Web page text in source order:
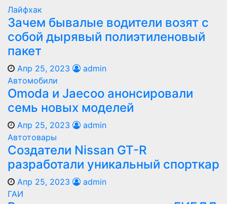
Лайфхак
Зачем бывалые водители возят с
собой дырявый полиэтиленовый
пакет
Апр 25, 2023
admin
Автомобили
Оmoda и Jaecoo анонсировали
семь новых моделей
Апр 25, 2023
admin
Автотовары
Создатели Nissan GT-R
разработали уникальный спорткар
Апр 25, 2023
admin
ГАИ